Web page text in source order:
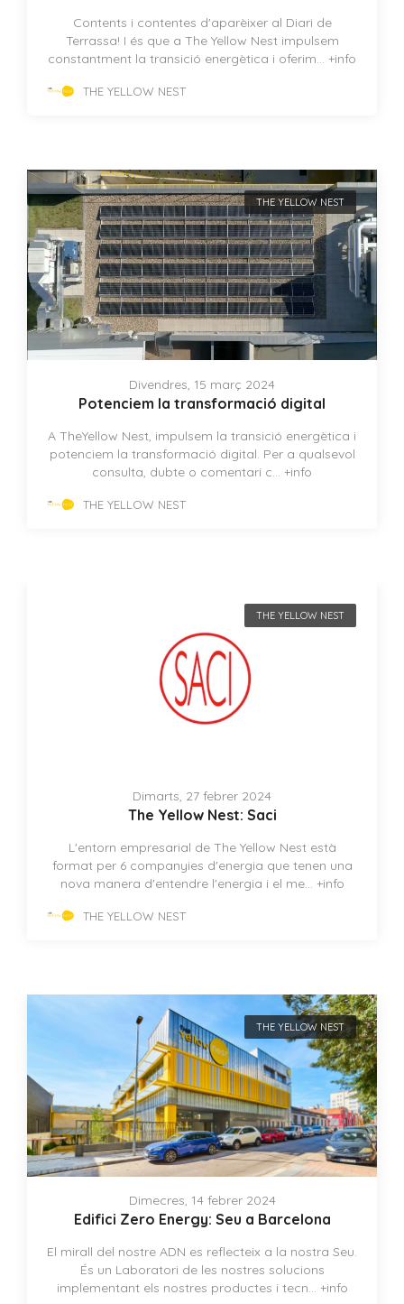
Contents i contentes d'aparèixer al Diari de
Terrassa! I és que a The Yellow Nest impulsem
constantment la transició energètica i oferim... +info
THE YELLOW NEST
THE YELLOW NEST
Divendres, 15 març 2024
Potenciem la transformació digital
A TheYellow Nest, impulsem la transició energètica i
potenciem la transformació digital. Per a qualsevol
consulta, dubte o comentari c... +info
THE YELLOW NEST
THE YELLOW NEST
Dimarts, 27 febrer 2024
The Yellow Nest: Saci
L'entorn empresarial de The Yellow Nest està
format per 6 companyies d'energia que tenen una
nova manera d'entendre l'energia i el me... +info
THE YELLOW NEST
THE YELLOW NEST
Dimecres, 14 febrer 2024
Edifici Zero Energy: Seu a Barcelona
El mirall del nostre ADN es reflecteix a la nostra Seu.
És un Laboratori de les nostres solucions
implementant els nostres productes i tecn... +info